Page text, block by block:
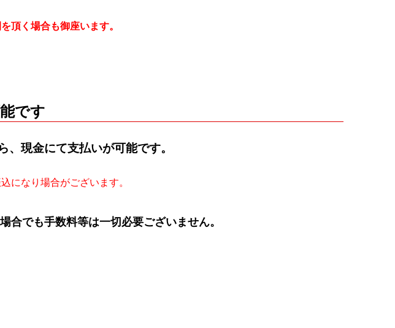
頂く場合も御座います。
です
現金にて支払いが可能です。
なり場合がございます。
でも手数料等は一切必要ございません。